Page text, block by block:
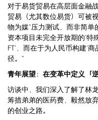
对于易货贸易在高层面金融
贸易（尤其数位易货）可被
物为媒”压力测试，而非简单
资本项目未完全开放期的‘特
FT’，而在于为人民币构建‘
径。”
青年展望：在变革中定义「逆
访谈中，我们深入了解了林
筹措弟弟的医药费，毅然放
的创业之路。